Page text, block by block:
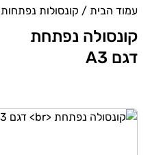
עמוד הבית / קונסולות נפתחות
קונסולה נפתחת
דגם A3